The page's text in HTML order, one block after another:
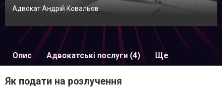
Адвокат Андрій Ковальов
Опис Адвокатські послуги (4) Ще
Як подати на розлучення